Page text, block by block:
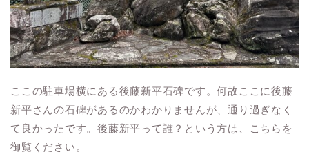
ここの駐車場横にある後藤新平石碑です。何故ここに後藤
新平さんの石碑があるのかわかりませんが、通り過ぎなく
て良かったです。後藤新平って誰？という方は、こちらを
御覧ください。